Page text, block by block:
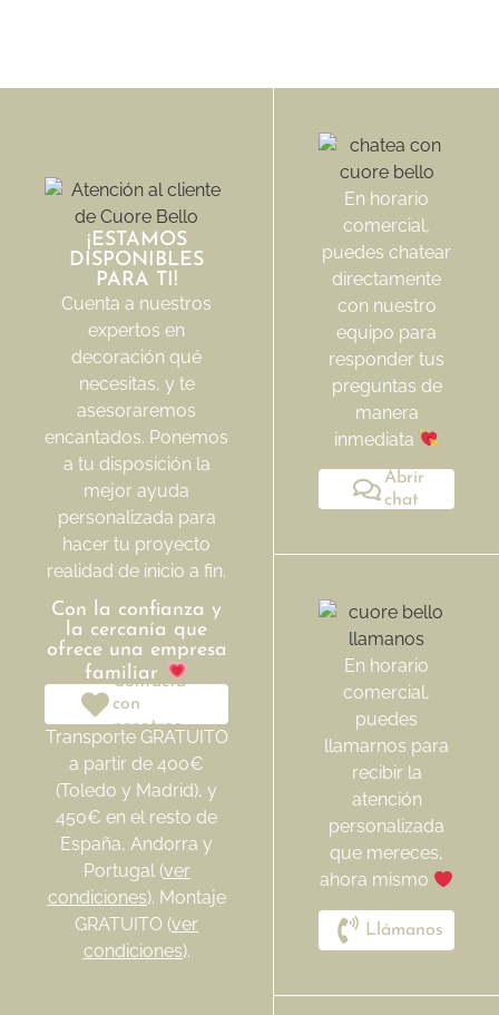
¡ESTAMOS
DISPONIBLES
PARA TI!
Cuenta a nuestros
expertos en
decoración qué
necesitas, y te
asesoraremos
encantados. Ponemos
a tu disposición la
mejor ayuda
personalizada para
hacer tu proyecto
realidad de inicio a fin.
Con la confianza y
la cercanía que
ofrece una empresa
familiar
Contacta
con
nosotros
Transporte GRATUITO
a partir de 400€
(Toledo y Madrid), y
450€ en el resto de
España, Andorra y
Portugal (ver
condiciones). Montaje
GRATUITO (ver
condiciones).
En horario
comercial,
puedes chatear
directamente
con nuestro
equipo para
responder tus
preguntas de
manera
inmediata
Abrir
chat
En horario
comercial,
puedes
llamarnos para
recibir la
atención
personalizada
que mereces,
ahora mismo
Llámanos